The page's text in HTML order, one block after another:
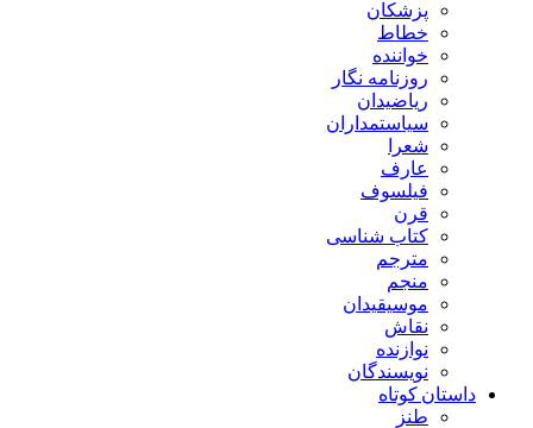
پزشکان
خطاط
خواننده
روزنامه نگار
ریاضیدان
سیاستمداران
شعرا
عارف
فیلسوف
قرن
کتاب شناسی
مترجم
منجم
موسیقیدان
نقاش
نوازنده
نویسندگان
داستان کوتاه
طنز